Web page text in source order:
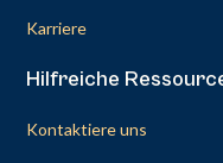
Karriere
Hilfreiche
Kontaktiere uns